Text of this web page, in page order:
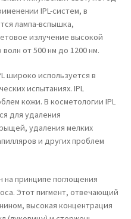
IPL-систем, в
лампа-вспышка,
излучение высокой
от 500 нм до 1200 нм.
широко используется в
испытаниях. IPL
кожи. В косметологии IPL
для удаления
удаления мелких
и других проблем
принципе поглощения
Этот пигмент, отвечающий
высокая концентрация